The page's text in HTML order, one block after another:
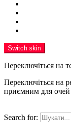
Switch skin
Переключіться на
Переключіться на
приємним для
Search for: